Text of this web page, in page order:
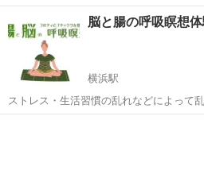
しい万華鏡。 夏休みの自由研究に！ 自
宇宙作りに！ 自由研究シート付きです。 夏の思い出を記録できます
よ。 お近...
横浜市 二俣川駅 ワーク
脳と腸の呼吸瞑想
横浜駅
ストレス・生活習慣の乱れなどによって
え、習慣をチェンジしながら体・心の改